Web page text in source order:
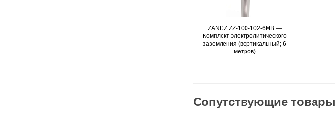
Подробнее
ZANDZ ZZ-100-102-6MB —
Комплект электролитического
заземления (вертикальный; 6
метров)
Сопутствующие товары